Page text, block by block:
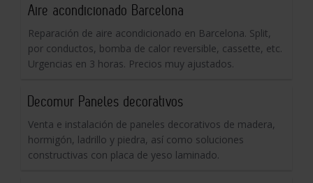
Aire acondicionado Barcelona
Reparación de aire acondicionado en Barcelona. Split,
por conductos, bomba de calor reversible, cassette, etc.
Urgencias en 3 horas. Precios muy ajustados.
Decomur Paneles decorativos
Venta e instalación de paneles decorativos de madera,
hormigón, ladrillo y piedra, así como soluciones
constructivas con placa de yeso laminado.